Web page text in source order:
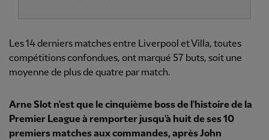
Les 14 derniers matches entre Liverpool et Villa, toutes
compétitions confondues, ont marqué 57 buts, soit une
moyenne de plus de quatre par match.
Arne Slot n'est que le cinquième boss de l'histoire de la
Premier League à remporter jusqu'à huit de ses 10
premiers matches aux commandes, après John